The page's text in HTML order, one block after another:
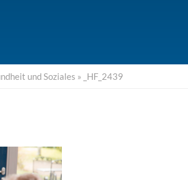
und Soziales » _HF_2439